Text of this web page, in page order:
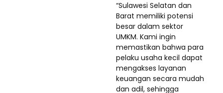
“Sulawesi Selatan dan
Barat memiliki potensi
besar dalam sektor
UMKM. Kami ingin
memastikan bahwa para
pelaku usaha kecil dapat
mengakses layanan
keuangan secara mudah
dan adil, sehingga